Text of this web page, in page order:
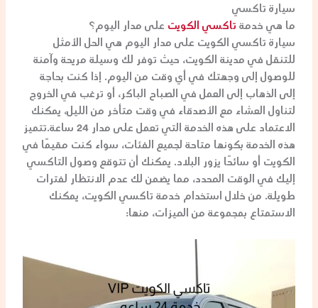
سيارة تاكسي
ما هي خدمة تاكسي الكويت على مدار اليوم؟
سيارة تاكسي الكويت على مدار اليوم هي الحل الأمثل
للتنقل في مدينة الكويت، حيث توفر لك وسيلة مريحة وآمنة
للوصول إلى وجهتك في أي وقت من اليوم. إذا كنت بحاجة
إلى الذهاب إلى العمل في الصباح الباكر، أو ترغب في الخروج
لتناول العشاء مع الأصدقاء في وقت متأخر من الليل، يمكنك
الاعتماد على هذه الخدمة التي تعمل على مدار 24 ساعة.تتميز
هذه الخدمة بكونها متاحة لجميع الفئات، سواء كنت مقيمًا في
الكويت أو سائحًا يزور البلاد. يمكنك أن تتوقع وصول التاكسي
إليك في الوقت المحدد، مما يضمن لك عدم الانتظار لفترات
طويلة. من خلال استخدام خدمة تاكسي الكويت، يمكنك
الاستمتاع بمجموعة من الميزات، منها: